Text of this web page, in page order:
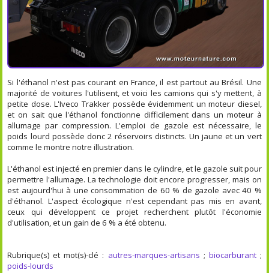
Si l'éthanol n'est pas courant en France, il est partout au Brésil. Une
majorité de voitures l'utilisent, et voici les camions qui s'y mettent, à
petite dose. L'Iveco Trakker possède évidemment un moteur diesel,
et on sait que l'éthanol fonctionne difficilement dans un moteur à
allumage par compression. L'emploi de gazole est nécessaire, le
poids lourd possède donc 2 réservoirs distincts. Un jaune et un vert
comme le montre notre illustration.
L'éthanol est injecté en premier dans le cylindre, et le gazole suit pour
permettre l'allumage. La technologie doit encore progresser, mais on
est aujourd'hui à une consommation de 60 % de gazole avec 40 %
d'éthanol. L'aspect écologique n'est cependant pas mis en avant,
ceux qui développent ce projet recherchent plutôt l'économie
d'utilisation, et un gain de 6 % a été obtenu.
Rubrique(s) et mot(s)-clé : autres-marques-artisans ; biocarburant;
poids-lourds